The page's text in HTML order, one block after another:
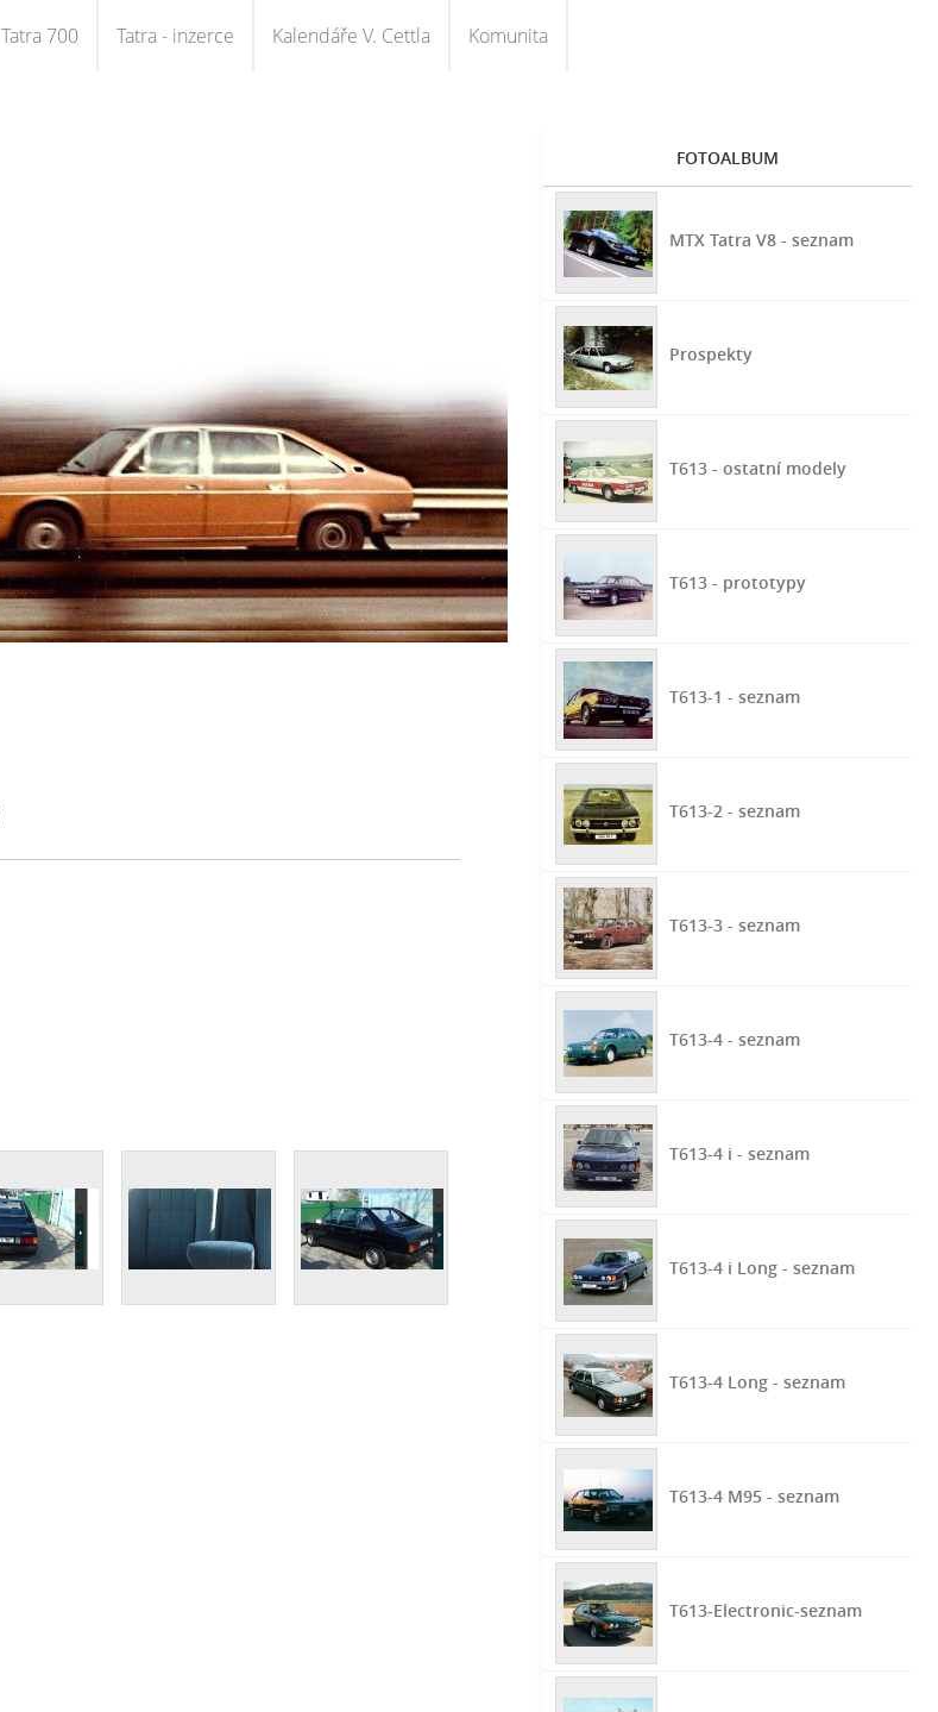
Tatra 700 Tatra - inzerce Kalendáře V. Cettla Komunita
FOTOALBUM
MTX Tatra V8 - seznam
Prospekty
T613 - ostatní modely
T613 - prototypy
T613-1 - seznam
T613-2 - seznam
T613-3 - seznam
T613-4 - seznam
T613-4 i - seznam
T613-4 i Long - seznam
T613-4 Long - seznam
T613-4 M95 - seznam
T613-Electronic-seznam